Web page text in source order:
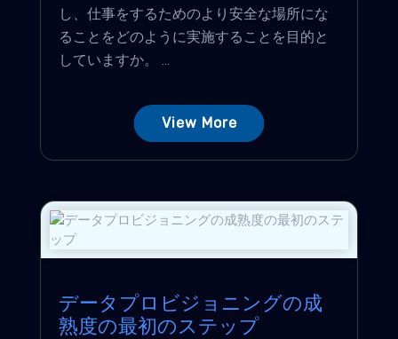
し、仕事をするためのより安全な場所にな
ることをどのように実施することを目的と
していますか。 ...
View More
データプロビジョニングの成
熟度の最初のステップ